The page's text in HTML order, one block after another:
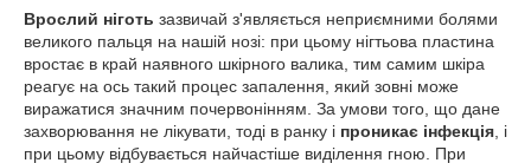
Врослий ніготь зазвичай з'являється неприємними болями
великого пальця на нашій нозі: при цьому нігтьова пластина
вростає в край наявного шкірного валика, тим самим шкіра
реагує на ось такий процес запалення, який зовні може
виражатися значним почервонінням. За умови того, що дане
захворювання не лікувати, тоді в ранку і проникає інфекція , і
при цьому відбувається найчастіше виділення гною. При